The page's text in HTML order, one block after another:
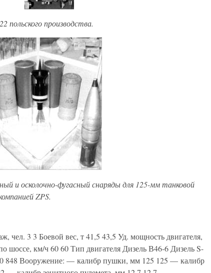
польского производства.
и осколочно-фугасный снаряды для 125-мм танковой
ZPS.
3 3 Боевой вес, т 41,5 43,5 Уд. мощность двигателя,
шоссе, км/ч 60 60 Тип двигателя Дизель В46-6 Дизель S-
848 Вооружение: — калибр пушки, мм 125 125 — калибр